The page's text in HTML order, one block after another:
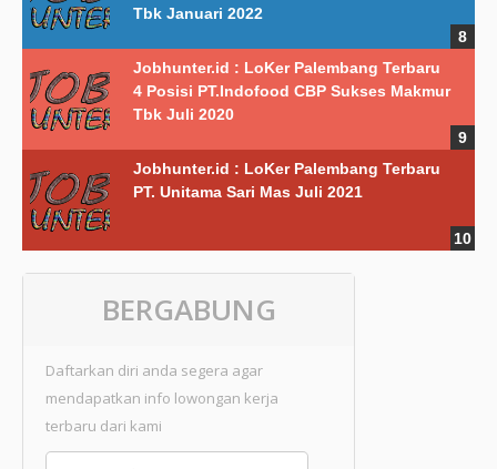
Tbk Januari 2022
Jobhunter.id : LoKer Palembang Terbaru
4 Posisi PT.Indofood CBP Sukses Makmur
Tbk Juli 2020
Jobhunter.id : LoKer Palembang Terbaru
PT. Unitama Sari Mas Juli 2021
BERGABUNG
Daftarkan diri anda segera agar
mendapatkan info lowongan kerja
terbaru dari kami